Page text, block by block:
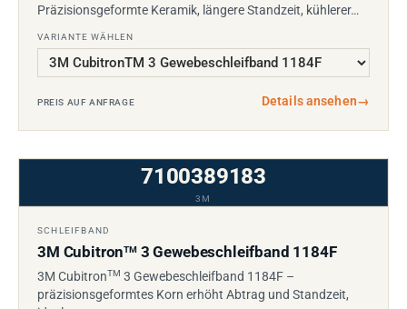
Präzisionsgeformte Keramik, längere Standzeit, kühlerer…
VARIANTE WÄHLEN
PREIS AUF ANFRAGE Details ansehen→
7100389183
3M
SCHLEIFBAND
3M CubitronTM3 Gewebeschleifband 1184F
3M CubitronTM 3 Gewebeschleifband 1184F –
präzisionsgeformtes Korn erhöht Abtrag und Standzeit,